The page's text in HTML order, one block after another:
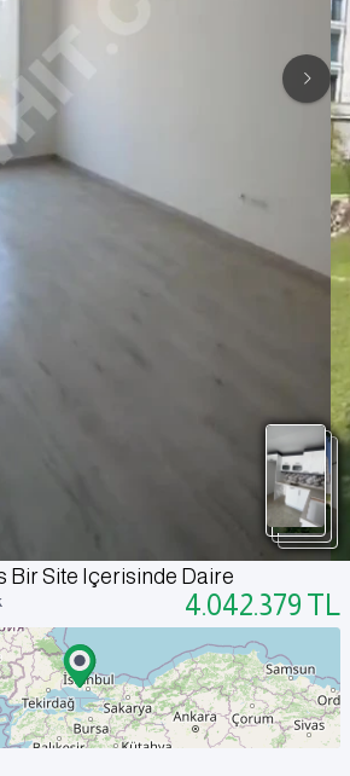
Bir Site Içerisinde Daire
4.042.379 TL